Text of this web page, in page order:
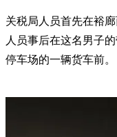
关税局人员首先在裕
人员事后在这名男子
停车场的一辆货车前。